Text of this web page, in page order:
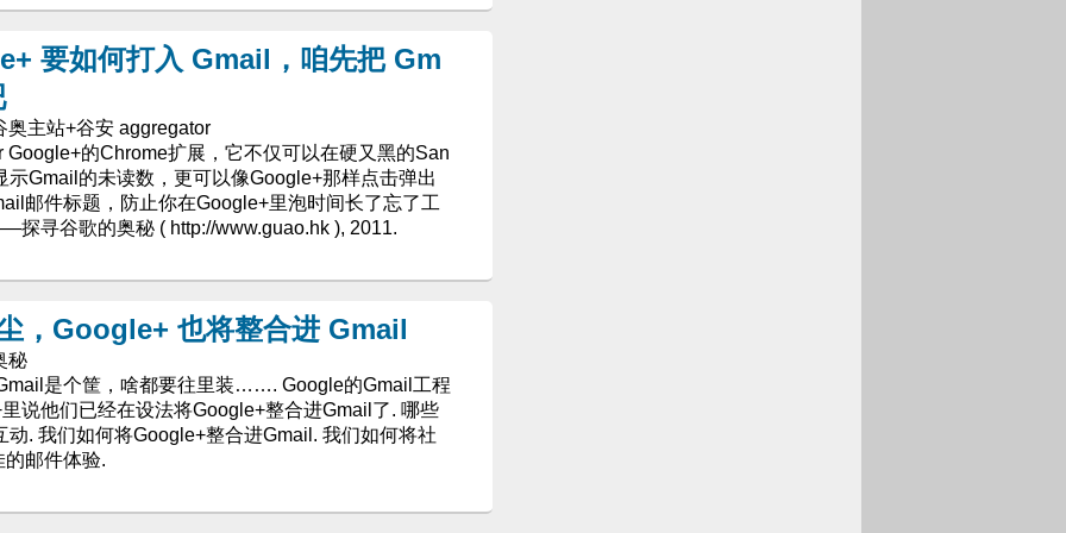
要如何打入 Gmail，咱先把 Gm
主站+谷安 aggregator
的Chrome扩展，它不仅可以在硬又黑的San
Gmail的未读数，更可以像Google+那样点击弹出
邮件标题，防止你在Google+里泡时间长了忘了工
寻谷歌的奥秘 ( http://www.guao.hk ), 2011.
，Google+ 也将整合进 Gmail
秘
是个筐，啥都要往里装……. Google的Gmail工程
说他们已经在设法将Google+整合进Gmail了. 哪些
. 我们如何将Google+整合进Gmail. 我们如何将社
邮件体验.